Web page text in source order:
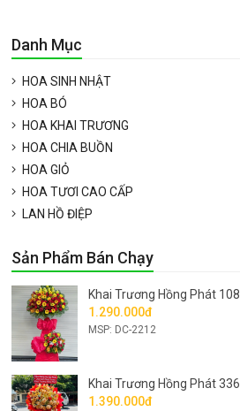
Danh Mục
HOA SINH NHẬT
HOA BÓ
HOA KHAI TRƯƠNG
HOA CHIA BUỒN
HOA GIỎ
HOA TƯƠI CAO CẤP
LAN HỒ ĐIỆP
Sản Phẩm Bán Chạy
Khai Trương Hồng Phát 108
1.290.000đ
MSP: DC-2212
Khai Trương Hồng Phát 336
1.390.000đ